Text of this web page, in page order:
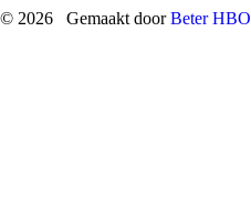
© 2026 Gemaakt doorBeter HBO